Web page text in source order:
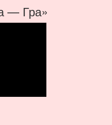
— Гра»